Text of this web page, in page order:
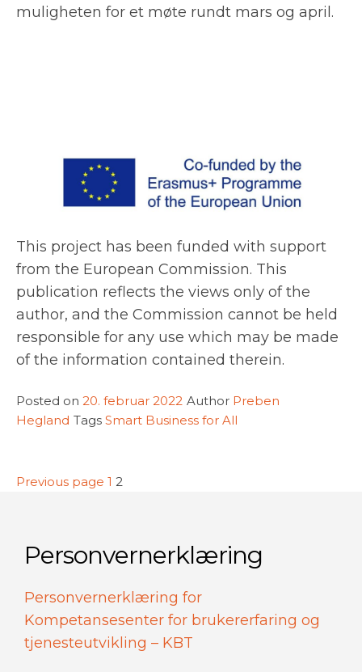
muligheten for et møte rundt mars og april.
This project has been funded with support
from the European Commission. This
publication reflects the views only of the
author, and the Commission cannot be held
responsible for any use which may be made
of the information contained therein.
Posted on 20. februar 2022 Author Preben
Hegland Tags Smart Business for All
Sidepaginering
Previous page Page
1 Page
2
Personvernerklæring
Personvernerklæring for
Kompetansesenter for brukererfaring og
tjenesteutvikling – KBT